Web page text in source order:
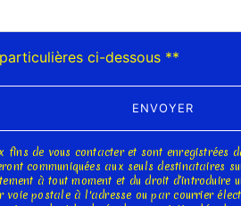
ci-dessous **
ENVOYER
fins de vous contacter et sont
communiquées aux seuls destinataires
à tout moment et du droit
voie postale à l'adresse ou par courrier